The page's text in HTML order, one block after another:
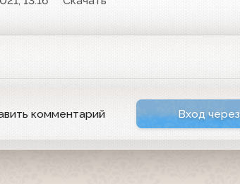
комментарий Вход